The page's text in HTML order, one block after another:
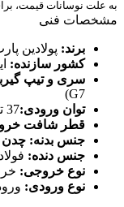
به علت نوسانات قیمت،
مشخصات فنی
برند: پولادین
کشور سازنده:
سری و تیپ
G7)
توان ورودی:37 تا 45 کیلووات
قطر شافت
جنس بدنه: چدن
جنس دنده:
نوع خروجی:
نوع ورودی: